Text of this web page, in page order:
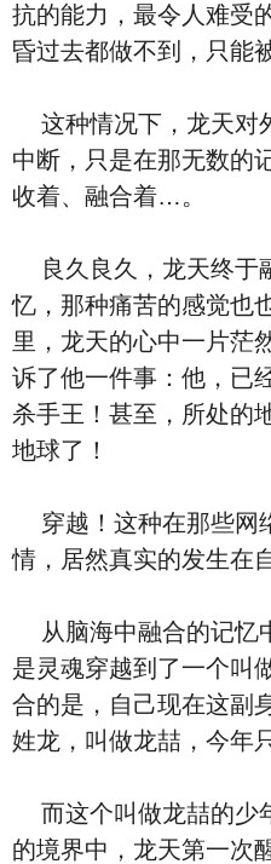
抗的能力，最令人难受
昏过去都做不到，只能
这种情况下，龙天对
中断，只是在那无数的
收着、融合着…。
良久良久，龙天终于
忆，那种痛苦的感觉也
里，龙天的心中一片茫
诉了他一件事：他，已
杀手王！甚至，所处的
地球了！
穿越！这种在那些网
情，居然真实的发生在
从脑海中融合的记忆
是灵魂穿越到了一个叫
合的是，自己现在这副
姓龙，叫做龙喆，今年
而这个叫做龙喆的少
的境界中，龙天第一次